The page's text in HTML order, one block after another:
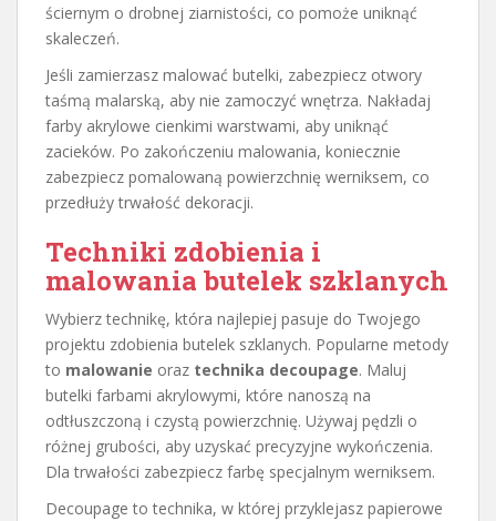
ściernym o drobnej ziarnistości, co pomoże uniknąć
skaleczeń.
Jeśli zamierzasz malować butelki, zabezpiecz otwory
taśmą malarską, aby nie zamoczyć wnętrza. Nakładaj
farby akrylowe cienkimi warstwami, aby uniknąć
zacieków. Po zakończeniu malowania, koniecznie
zabezpiecz pomalowaną powierzchnię werniksem, co
przedłuży trwałość dekoracji.
Techniki zdobienia i
malowania butelek szklanych
Wybierz technikę, która najlepiej pasuje do Twojego
projektu zdobienia butelek szklanych. Popularne metody
to malowanie oraz technika decoupage. Maluj
butelki farbami akrylowymi, które nanoszą na
odtłuszczoną i czystą powierzchnię. Używaj pędzli o
różnej grubości, aby uzyskać precyzyjne wykończenia.
Dla trwałości zabezpiecz farbę specjalnym werniksem.
Decoupage to technika, w której przyklejasz papierowe